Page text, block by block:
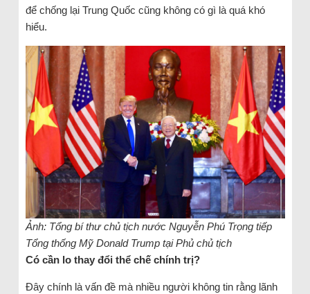
để chống lại Trung Quốc cũng không có gì là quá khó
hiểu.
Ảnh: Tổng bí thư chủ tịch nước Nguyễn Phú Trọng tiếp
Tổng thống Mỹ Donald Trump tại Phủ chủ tịch
Có cần lo thay đổi thể chế chính trị?
Đây chính là vấn đề mà nhiều người không tin rằng lãnh